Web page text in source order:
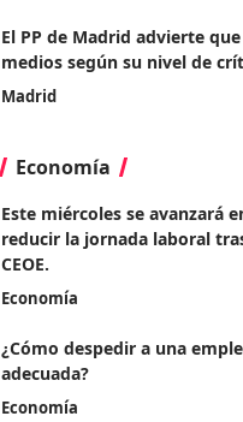
El PP de Madrid advierte
medios según su nivel de
Madrid
Economía
Este miércoles se avanzará
reducir la jornada laboral
CEOE.
Economía
¿Cómo despedir a una
adecuada?
Economía